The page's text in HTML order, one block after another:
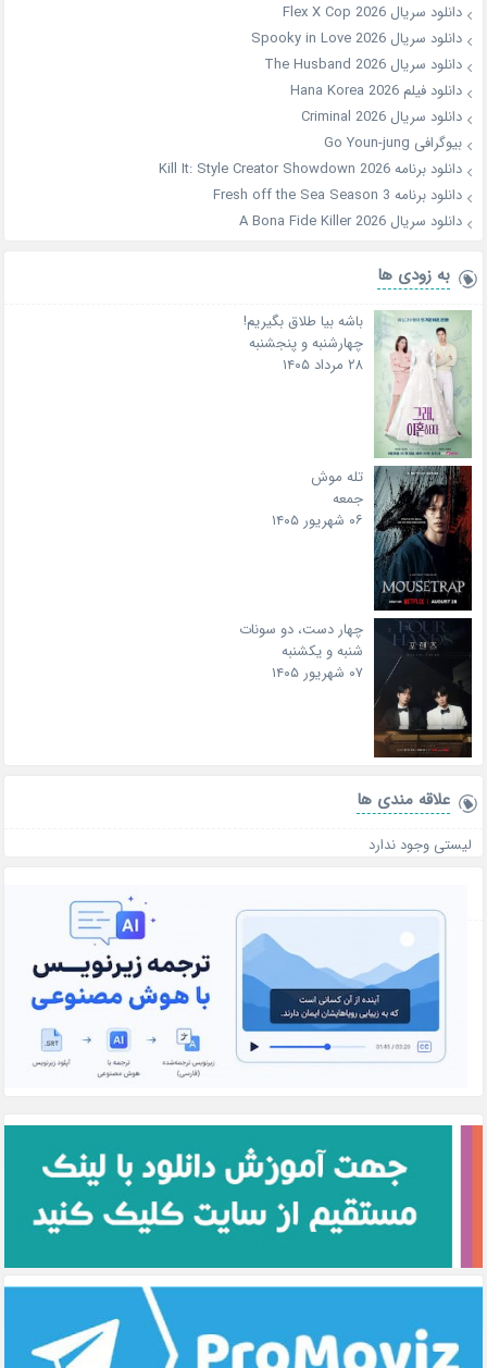
دانلود سریال Flex X Cop 2026
دانلود سریال Spooky in Love 2026
دانلود سریال The Husband 2026
دانلود فیلم Hana Korea 2026
دانلود سریال Criminal 2026
بیوگرافی Go Youn-jung
دانلود برنامه Kill It: Style Creator Showdown 2026
دانلود برنامه Fresh off the Sea Season 3
دانلود سریال A Bona Fide Killer 2026
به زودی ها
باشه بیا طلاق بگیریم!
چهارشنبه و پنجشنبه
۲۸ مرداد ۱۴۰۵
تله موش
جمعه
۰۶ شهریور ۱۴۰۵
چهار دست، دو سونات
شنبه و یکشنبه
۰۷ شهریور ۱۴۰۵
علاقه‌ مندی ها
لیستی وجود ندارد